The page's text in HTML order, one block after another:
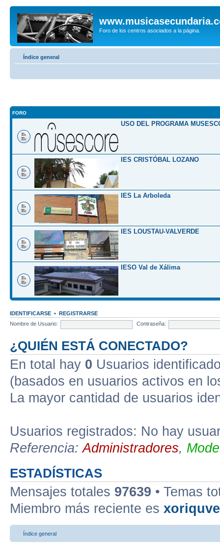
Foro de los centros asociados a la página.
Índice general
FORO
USO DEL PROGRAMA
IES CRISTÓBAL LOZANO
IES La Arboleda
IES LOUSTAU-VALVERDE
IESO Val de Xálima
IDENTIFICARSE • REGISTRARSE
Nombre de Usuario:
Contraseña:
¿QUIÉN ESTÁ CONECTADO?
En total hay 0 Usuarios
(basados en usuarios activos en
La mayor cantidad de usuarios
Usuarios registrados: No hay
Referencia:Administradores,
ESTADÍSTICAS
Mensajes totales 97639 • Temas
Miembro más reciente es
Índice general